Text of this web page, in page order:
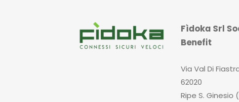
Fìdoka Srl
Benefit
Via Val Di
62020
Ripe S. Ginesio